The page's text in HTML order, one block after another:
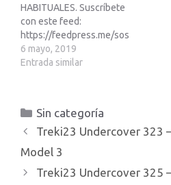
HABITUALES. Suscríbete
con este feed:
https://feedpress.me/sos
pechososhabituales
6 mayo, 2019
Entrada similar
Categorías
Sin categoría
Treki23 Undercover 323
Model 3
Treki23 Undercover 325